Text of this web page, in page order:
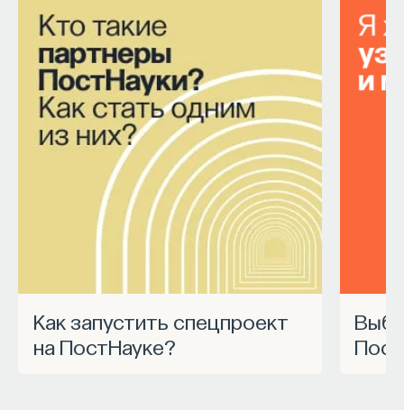
Как запустить спецпроект
на ПостНауке?
Выбрать курс Академии